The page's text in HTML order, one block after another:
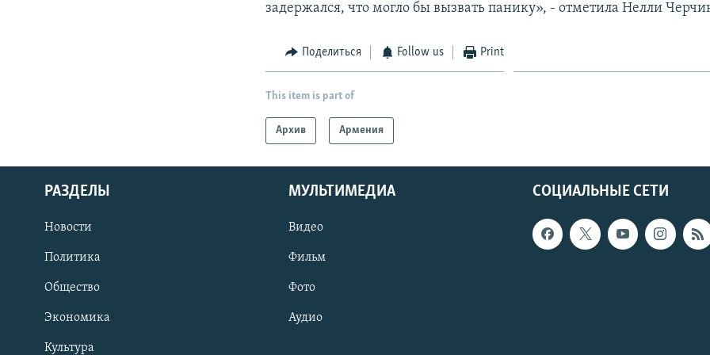
задержался, что могло бы вызвать панику», - отметила Нелли
Поделиться Follow us Print
This item is part of
Архив Армения
СОЦИАЛЬНЫЕ СЕТИ
РАЗДЕЛЫ
Новости
Политика
Общество
Экономика
Культура
МУЛЬТИМЕДИА
Видео
Фильм
Фото
Аудио